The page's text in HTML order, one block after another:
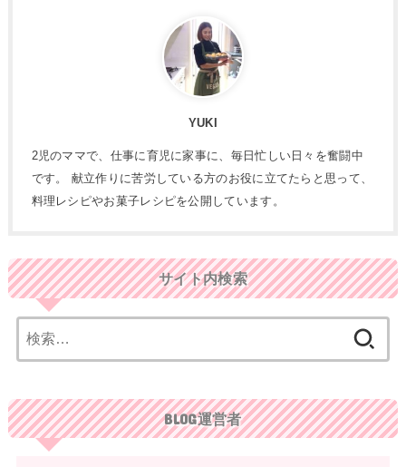
YUKI
2児のママで、仕事に育児に家事に、毎日忙しい日々を奮闘中
です。 献立作りに苦労している方のお役に立てたらと思って、
料理レシピやお菓子レシピを公開しています。
サイト内検索
索:
BLOG運営者